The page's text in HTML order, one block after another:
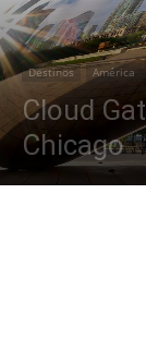
Destinos América
Cloud
Chicago